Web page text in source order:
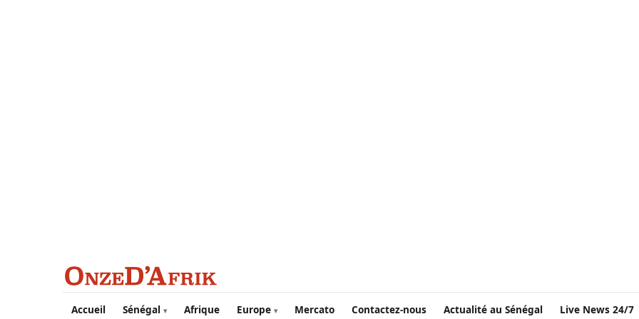
Aller au contenu principal
Accueil Sénégal Afrique Europe Mercato Contactez-nous Actualité au Sénégal Live News 24/7